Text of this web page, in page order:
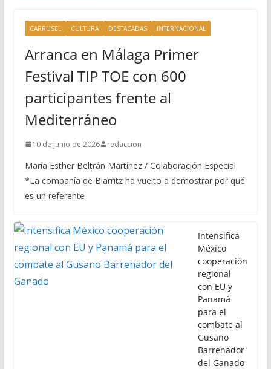
CARRUSEL CULTURA DESTACADAS INTERNACIONAL
Arranca en Málaga Primer
Festival TIP TOE con 600
participantes frente al
Mediterráneo
10 de junio de 2026 redaccion
María Esther Beltrán Martínez / Colaboración Especial
*La compañía de Biarritz ha vuelto a demostrar por qué
es un referente
Intensifica
México
cooperación
regional
con EU y
Panamá
para el
combate al
Gusano
Barrenador
del Ganado